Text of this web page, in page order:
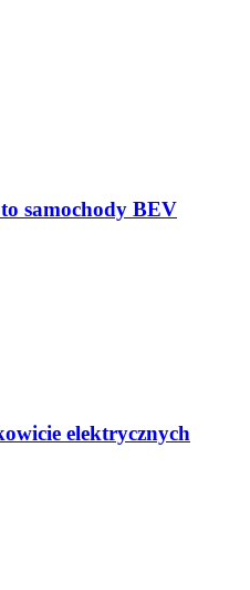
samochody BEV
elektrycznych